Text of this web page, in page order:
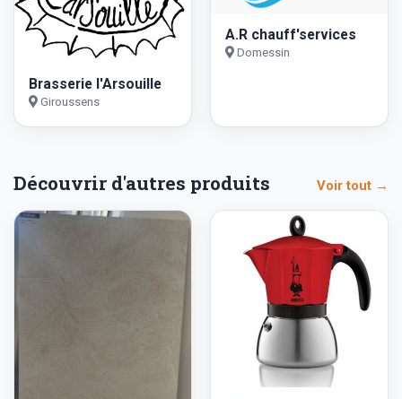
Brasserie l'Arsouille
Giroussens
A.R chauff'services
Domessin
Découvrir d'autres produits Voir tout →